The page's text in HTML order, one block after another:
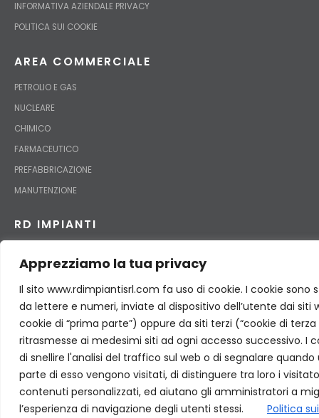
Apprezziamo la tua privacy
Il sito www.rdimpiantisrl.com fa uso di cookie. I cookie
da lettere e numeri, inviate al dispositivo dell’utente dai siti
cookie di “prima parte”) oppure da siti terzi (“cookie di
ritrasmesse ai medesimi siti ad ogni accesso successivo. I
di snellire l'analisi del traffico sul web o di segnalare
parte di esso vengono visitati, di distinguere tra loro i
contenuti personalizzati, ed aiutano gli amministratori a
l’esperienza di navigazione degli utenti stessi.
Politica
INFORMATIVA AZIENDALE PRIVACY
POLITICA SUI COOKIE
AREA COMMERCIALE
PETROLIO E GAS
NUCLEARE
CHIMICO
FARMACEUTICO
PREFABBRICAZIONE
MANUTENZIONE
RD IMPIANTI
STORIA
ORGANIZZAZIONE
QHSE
PERSONALE SPECIALIZZATO
© 2024 Copyright RD IMPIANTI INDUSTRIALI (SRL)